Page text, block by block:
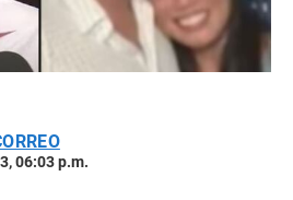
06:03 p.m.